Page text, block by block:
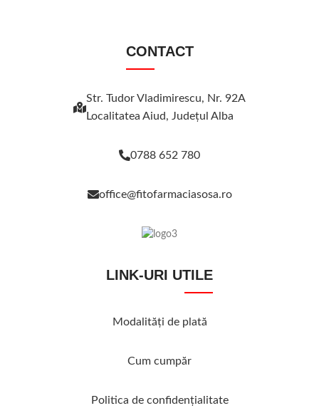
CONTACT
Str. Tudor Vladimirescu, Nr. 92A
Localitatea Aiud, Judeţul Alba
0788 652 780
office@fitofarmaciasosa.ro
LINK-URI UTILE
Modalităţi de plată
Cum cumpăr
Politica de confidenţialitate